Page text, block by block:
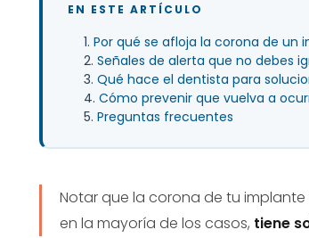
EN ESTE ARTÍCULO
Por qué se afloja la corona de un
Señales de alerta que no debes
Qué hace el dentista para
Cómo prevenir que vuelva a
Preguntas frecuentes
Notar que la corona de tu
en la mayoría de los casos, tiene